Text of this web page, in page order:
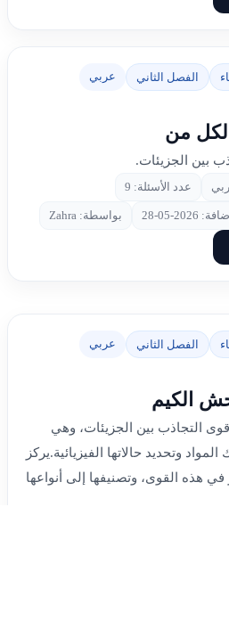
الفصل الثاني عربي
لكل من
بين الجزيئات.
عدد الأسئلة: 9
05-28 بواسطة: Zahra
الفصل الثاني عربي
الكيم
قوى التجاذب بين الجزيئات، وهي
وتحديد حالاتها الفيزيائية.يركز
هذه القوى، وتصنيفها إلى أنواعها